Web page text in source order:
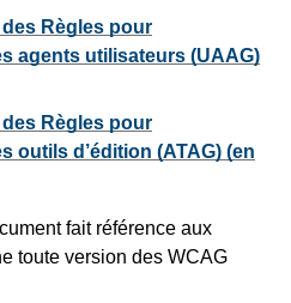
des Règles pour
agents utilisateurs (UAAG)
des Règles pour
outils d’édition (ATAG) (en
fait référence aux
toute version des WCAG